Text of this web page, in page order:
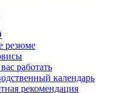
резюме
работать
календарь
рекомендация